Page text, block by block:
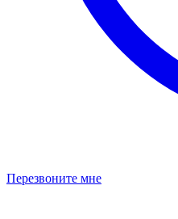
Перезвоните мне